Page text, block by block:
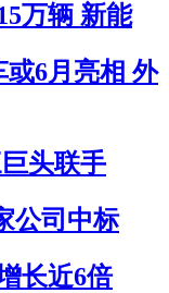
万辆 新能
6月亮相 外
头联手
公司中标
长近6倍